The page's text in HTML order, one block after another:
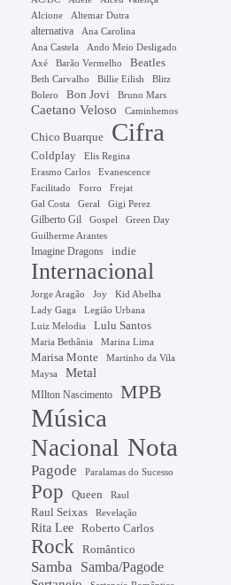
Alcione
Altemar Dutra
alternativa
Ana Carolina
Ana Castela
Ando Meio Desligado
Axé Barão Vermelho Beatles
Beth Carvalho Billie Eilish
Blitz
Bolero
Bon Jovi Bruno Mars
Caetano Veloso Caminhemos
Chico Buarque Cifra
Coldplay
Elis Regina
Erasmo Carlos
Evanescence
Facilitado
Forro Frejat
Gal Costa Geral Gigi Perez
Gilberto Gil Gospel Green Day
Guilherme Arantes
Imagine Dragons indie
Internacional
Jorge Aragão Joy Kid Abelha
Lady Gaga
Legião Urbana
Luiz Melodia
Lulu Santos
Maria Bethânia Marina Lima
Marisa Monte
Martinho da Vila
Maysa
Metal
MIlton Nascimento MPB
Música
Nacional Nota
Pagode Paralamas do Sucesso
Pop Queen Raul
Raul Seixas Revelação
Rita Lee Roberto Carlos
Rock Romântico
Samba
Samba/Pagode